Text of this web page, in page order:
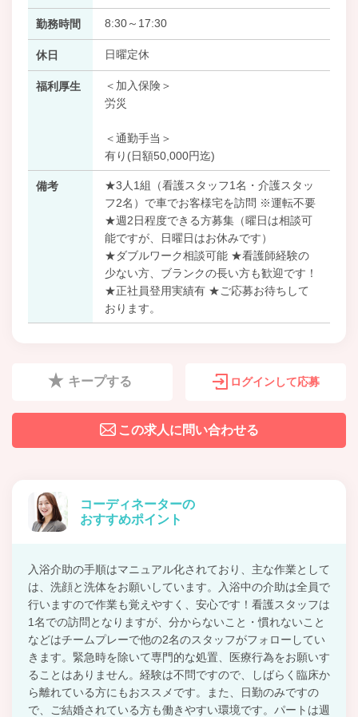
勤務時間 8:30～17:30
休日 日曜定休
福利厚生
＜加入保険＞
労災
＜通勤手当＞
有り(日額50,000円迄)
備考
★3人1組（看護スタッフ1名・介護スタッ
フ2名）で車でお客様宅を訪問 ※運転不要
★週2日程度できる方募集（曜日は相談可
能ですが、日曜日はお休みです）
★ダブルワーク相談可能 ★看護師経験の
少ない方、ブランクの長い方も歓迎です！
★正社員登用実績有 ★ご応募お待ちして
おります。
キープする ログインして応募
この求人に問い合わせる
コーディネーターの
おすすめポイント
入浴介助の手順はマニュアル化されており、主な作業として
は、洗顔と洗体をお願いしています。入浴中の介助は全員で
行いますので作業も覚えやすく、安心です！看護スタッフは
1名での訪問となりますが、分からないこと・慣れないこと
などはチームプレーで他の2名のスタッフがフォローしてい
きます。緊急時を除いて専門的な処置、医療行為をお願いす
ることはありません。経験は不問ですので、しばらく臨床か
ら離れている方にもおススメです。また、日勤のみですの
で、ご結婚されている方も働きやすい環境です。パートは週